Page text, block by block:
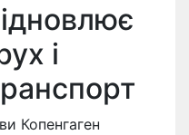
і
Копенгаген